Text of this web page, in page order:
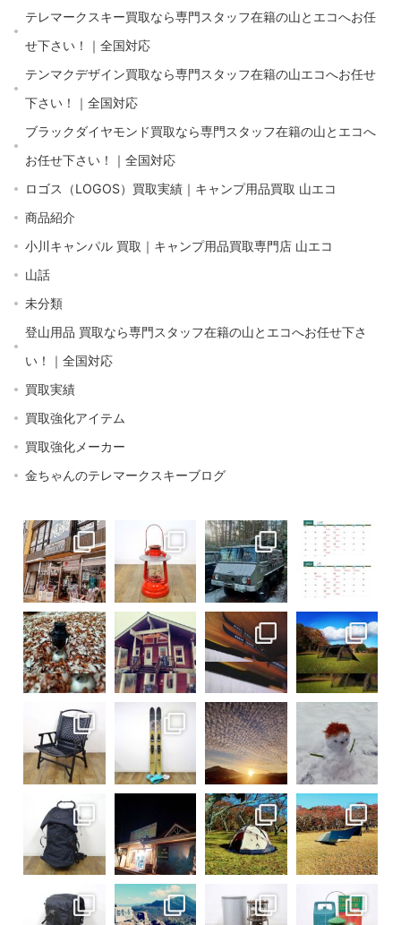
テレマークスキー買取なら専門スタッフ在籍の山とエコへお任
せ下さい！｜全国対応
テンマクデザイン買取なら専門スタッフ在籍の山エコへお任せ
下さい！｜全国対応
ブラックダイヤモンド買取なら専門スタッフ在籍の山とエコへ
お任せ下さい！｜全国対応
ロゴス（LOGOS）買取実績｜キャンプ用品買取 山エコ
商品紹介
小川キャンパル 買取｜キャンプ用品買取専門店 山エコ
山話
未分類
登山用品 買取なら専門スタッフ在籍の山とエコへお任せ下さ
い！｜全国対応
買取実績
買取強化アイテム
買取強化メーカー
金ちゃんのテレマークスキーブログ